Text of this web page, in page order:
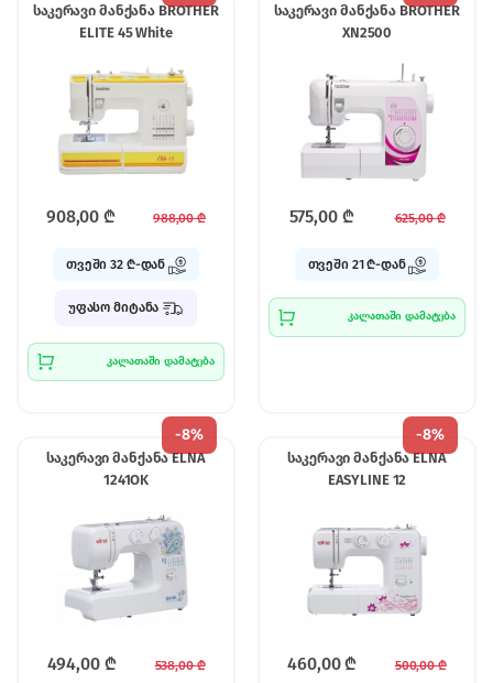
საკერავი მანქანა BROTHER
ELITE 45 White
908,00₾ 988,00₾
თვეში 32 ₾-დან
უფასო მიტანა
კალათაში დამატება
საკერავი მანქანა BROTHER
XN2500
575,00 ₾ 625,00₾
თვეში 21 ₾-დან
კალათაში დამატება
-8%
საკერავი მანქანა ELNA
1241OK
494,00 ₾ 538,00₾
-8%
საკერავი მანქანა ELNA
EASYLINE 12
460,00₾ 500,00₾